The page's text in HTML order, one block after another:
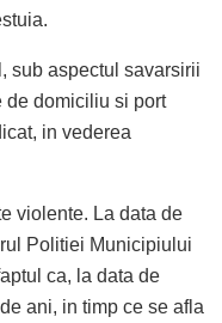
sub aspectul savarsirii
de domiciliu si port
in vederea
violente. La data de
Politiei Municipiului
ca, la data de
ani, in timp ce se afla